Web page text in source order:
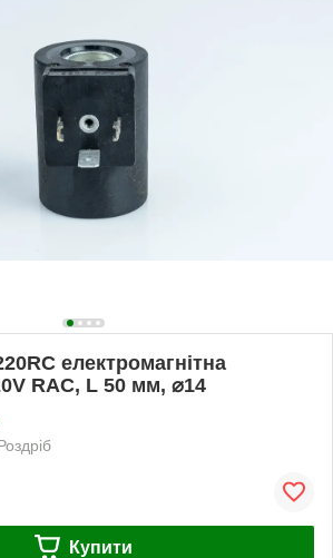
електромагнітна
RAC, L 50 мм, ⌀14
Купити